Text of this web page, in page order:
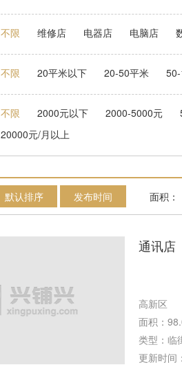
不限 维修店 电器店 电脑店
不限 20平米以下 20-50平米
不限 2000元以下 2000-5000元
20000元/月以上
默认排序 发布时间 面积：
通讯店
高新区
面积：
类型：临
更新时间